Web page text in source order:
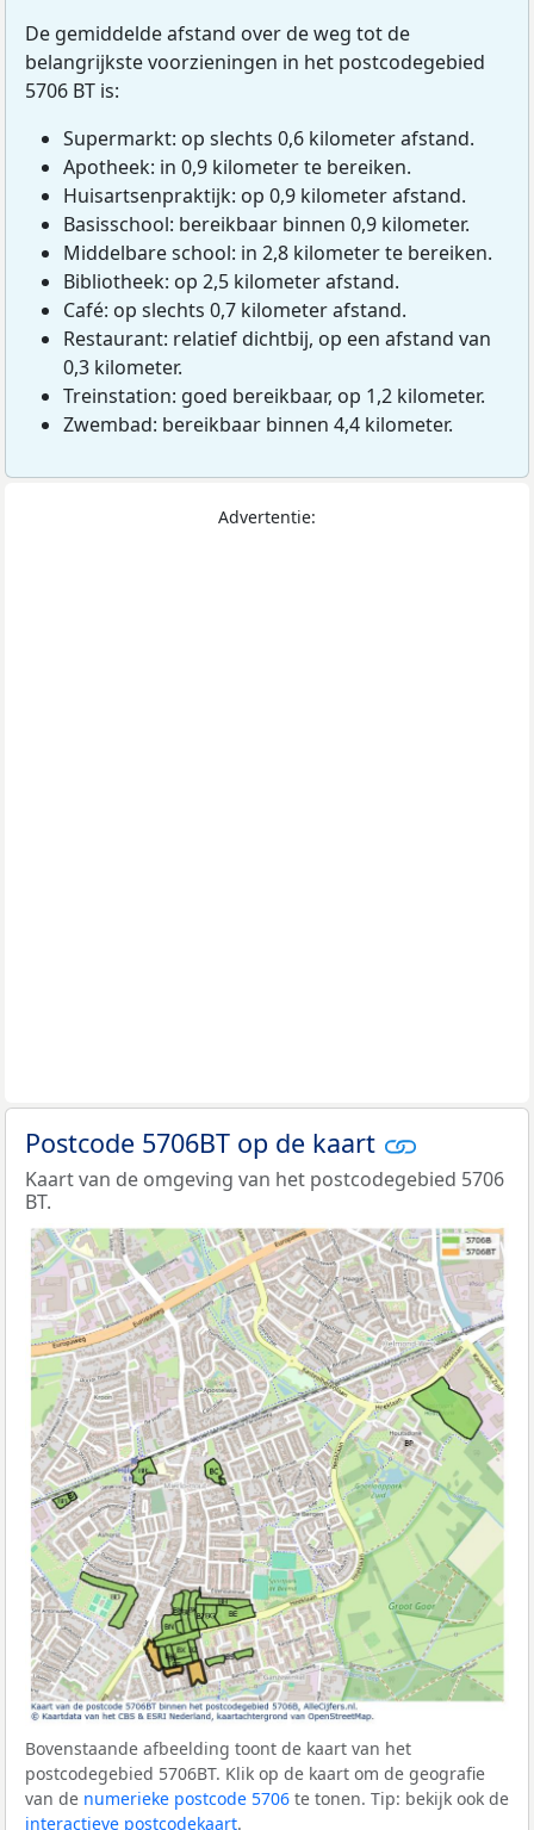
De gemiddelde afstand over de weg tot de
belangrijkste voorzieningen in het postcodegebied
5706 BT is:
Supermarkt: op slechts 0,6 kilometer afstand.
Apotheek: in 0,9 kilometer te bereiken.
Huisartsenpraktijk: op 0,9 kilometer afstand.
Basisschool: bereikbaar binnen 0,9 kilometer.
Middelbare school: in 2,8 kilometer te bereiken.
Bibliotheek: op 2,5 kilometer afstand.
Café: op slechts 0,7 kilometer afstand.
Restaurant: relatief dichtbij, op een afstand van
0,3 kilometer.
Treinstation: goed bereikbaar, op 1,2 kilometer.
Zwembad: bereikbaar binnen 4,4 kilometer.
Advertentie:
Postcode 5706BT op de kaart
Kaart van de omgeving van het postcodegebied 5706
BT.
Bovenstaande afbeelding toont de kaart van het
postcodegebied 5706BT. Klik op de kaart om de geografie
van de numerieke postcode 5706 te tonen. Tip: bekijk ook de
interactieve postcodekaart.